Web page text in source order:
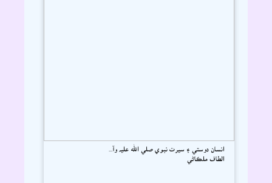
انسان دوستي ۽ سيرت نبوي صلي الله عليہ وآ...
الطاف ملڪاڻي